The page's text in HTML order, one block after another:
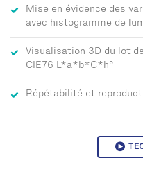
Mise en évidence des
avec histogramme de
Visualisation 3D du lot
CIE76 L*a*b*C*h°
Répétabilité et